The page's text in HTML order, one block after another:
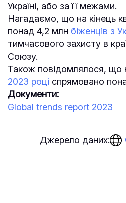
Україні, або за її межами.
Нагадаємо, що на кінець
понад 4,2 млн біженців з
тимчасового захисту в
Союзу.
Також повідомлялося, що
2023 році спрямовано
Документи:
Global trends report 2023
Джерело даних: